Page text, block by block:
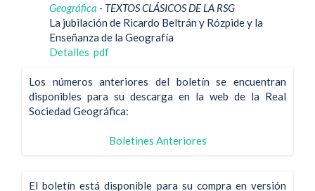
Geográfica - TEXTOS CLÁSICOS DE LA RSG
La jubilación de Ricardo Beltrán y Rózpide y la
Enseñanza de la Geografía
Detalles pdf
Los números anteriores del boletín se encuentran
disponibles para su descarga en la web de la Real
Sociedad Geográfica:
Boletines Anteriores
El boletín está disponible para su compra en versión